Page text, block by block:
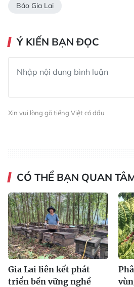
Báo Gia Lai
Ý KIẾN BẠN ĐỌC
Xin vui lòng gõ tiếng Việt có dấu
CÓ THỂ BẠN QUAN
Gia Lai liên kết phát
triển bền vững nghề